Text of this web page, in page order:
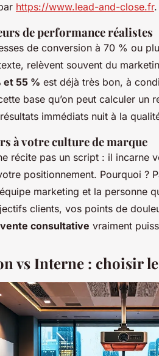
https://www.lead-and-close.fr.
de performance réalistes
de conversion à 70 % ou
relèvent souvent du
et 55 % est déjà très bon, à
base qu’on peut calculer un
immédiats nuit à la
à votre culture de marque
récite pas un script : il incarne
positionnement. Pourquoi ?
marketing et la personne
clients, vos points de
vente consultative vraiment
vs Interne : choisir